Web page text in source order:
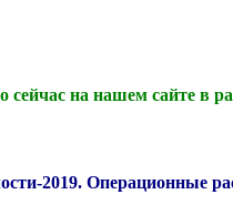
на нашем сайте в
2019. Операционные